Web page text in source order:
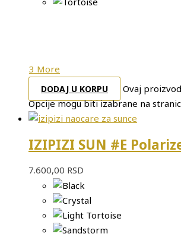
3 More
DODAJ U KORPU
Ovaj
Opcije mogu biti izabrane na
IZIPIZI SUN #E
7.600,00 RSD